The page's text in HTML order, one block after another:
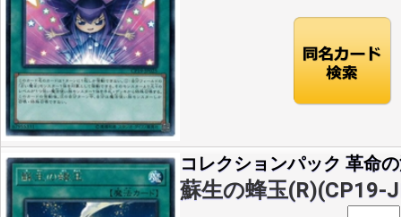
コレクションパック 革命
蘇生の蜂玉(R)(CP19-